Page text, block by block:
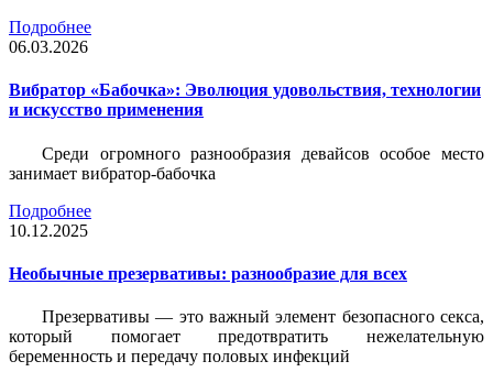
Подробнее
06.03.2026
Вибратор «Бабочка»: Эволюция удовольствия, технологии
и искусство применения
Среди огромного разнообразия девайсов особое место
занимает вибратор-бабочка
Подробнее
10.12.2025
Необычные презервативы: разнообразие для всех
Презервативы — это важный элемент безопасного секса,
который помогает предотвратить нежелательную
беременность и передачу половых инфекций